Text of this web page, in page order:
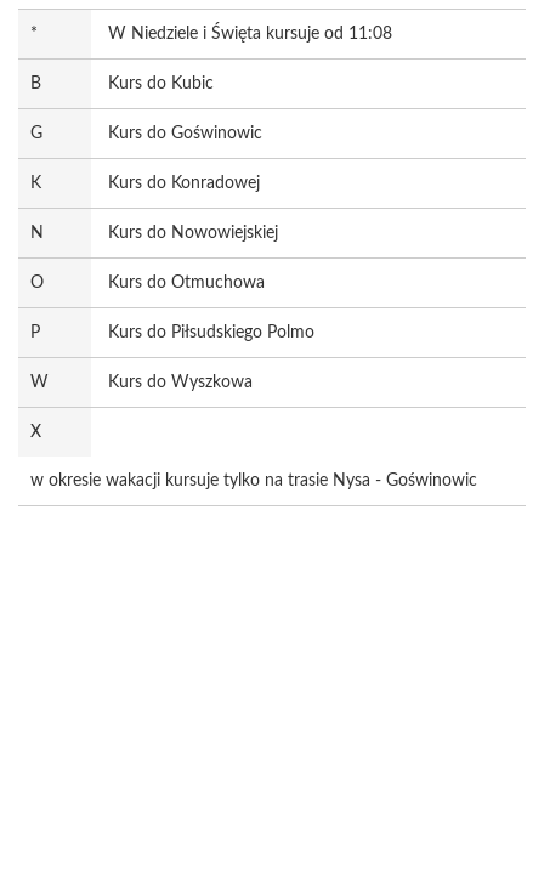
* W Niedziele i Święta kursuje od 11:08
B Kurs do Kubic
G Kurs do Goświnowic
K Kurs do Konradowej
N Kurs do Nowowiejskiej
O Kurs do Otmuchowa
P Kurs do Piłsudskiego Polmo
W Kurs do Wyszkowa
X
w okresie wakacji kursuje tylko na trasie Nysa - Goświnowic